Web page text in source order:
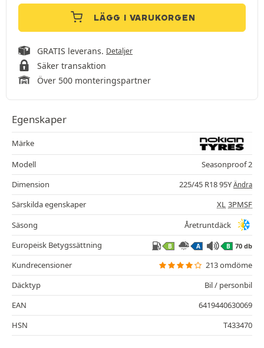
LÄGG I VARUKORGEN
GRATIS leverans. Detaljer
Säker transaktion
Över 500 monteringspartner
Egenskaper
Märke
Modell
Seasonproof 2
Dimension
225/45 R18 95Y Ändra
Särskilda egenskaper XL 3PMSF
Säsong
Åretruntdäck
Europeisk Betygssättning
B A B 70 db
Kundrecensioner
213 omdöme
Däcktyp
Bil / personbil
EAN
6419440630069
HSN
T433470